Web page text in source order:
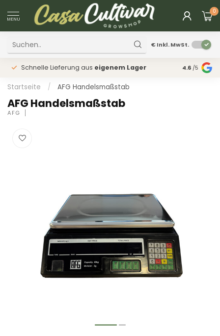
MENU
0
€Inkl. MwSt.
Schnelle Lieferung aus eigenem Lager Physischer
4.6 /5
Startseite / AFG Handelsmaßstab
AFG Handelsmaßstab
AFG